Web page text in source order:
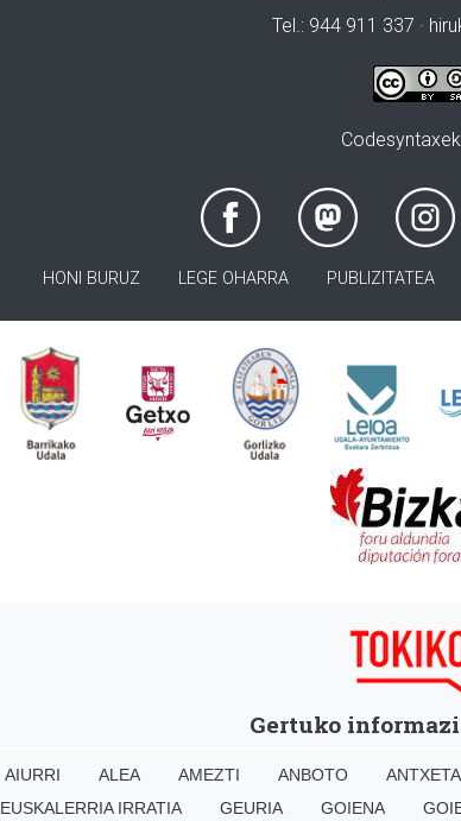
Tel.: 944 911 337 ·
HONI BURUZ LEGE OHARRA PUBLIZITATEA
Gertuko
AIURRI ALEA AMEZTI ANBOTO
EUSKALERRIA IRRATIA GEURIA GOIENA